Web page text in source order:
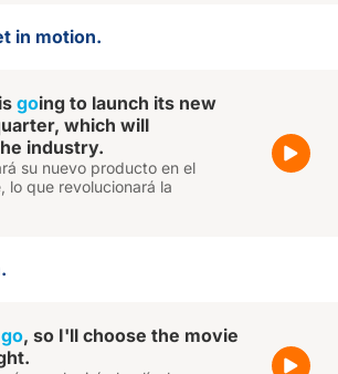
in motion.
going to launch its new
which will
industry.
su nuevo producto en el
lo que revolucionará la
go, so I'll choose the movie